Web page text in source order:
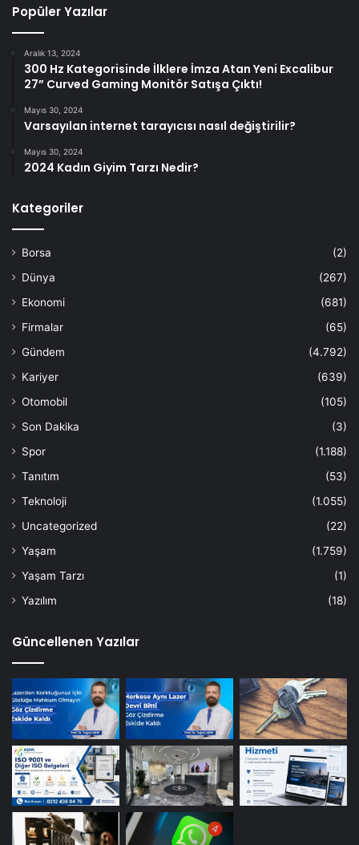
Popüler Yazılar
Aralık 13, 2024
300 Hz Kategorisinde İlklere İmza Atan Yeni Excalibur
27” Curved Gaming Monitör Satışa Çıktı!
Mayıs 30, 2024
Varsayılan internet tarayıcısı nasıl değiştirilir?
Mayıs 30, 2024
2024 Kadın Giyim Tarzı Nedir?
Kategoriler
Borsa
(2)
Dünya
(267)
Ekonomi
(681)
Firmalar
(65)
Gündem
(4.792)
Kariyer
(639)
Otomobil
(105)
Son Dakika
(3)
Spor
(1.188)
Tanıtım
(53)
Teknoloji
(1.055)
Uncategorized
(22)
Yaşam
(1.759)
Yaşam Tarzı
(1)
Yazılım
(18)
Güncellenen Yazılar